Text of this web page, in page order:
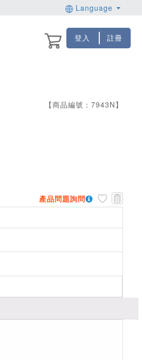
Language
登入 註冊
【商品編號： 7943N 】
產品問題詢問